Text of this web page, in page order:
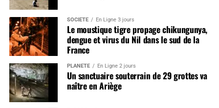
SOCIÉTÉ En Ligne 3 jours
Le moustique tigre propage chikungunya,
dengue et virus du Nil dans le sud de la
France
PLANÈTE En Ligne 2 jours
Un sanctuaire souterrain de 29 grottes va
naître en Ariège